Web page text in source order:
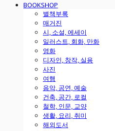
BOOKSHOP
별책부록
매거진
시, 소설, 에세이
일러스트, 회화, 만화
영화
디자인, 창작, 실용
사진
여행
음악, 공연, 예술
건축, 공간, 로컬
철학, 인문, 교양
생활, 요리, 취미
해외도서